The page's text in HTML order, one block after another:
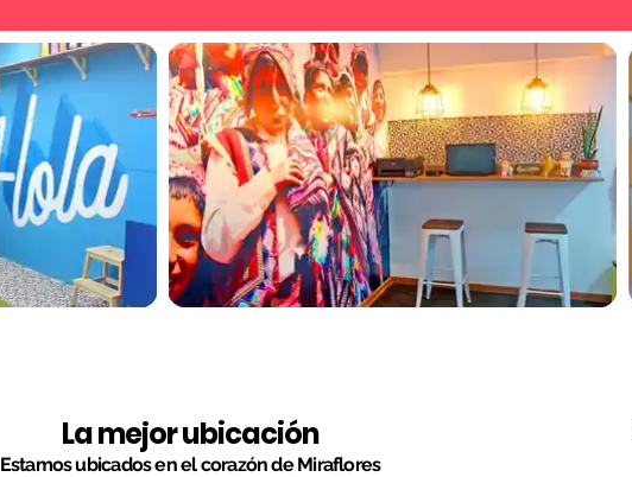
La mejor ubicación
Estamos ubicados en el corazón de Miraflores